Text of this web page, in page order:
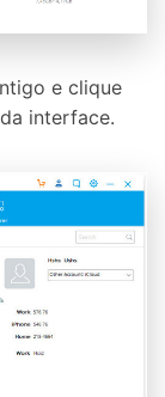
e clique
interface.